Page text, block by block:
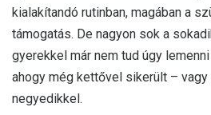
kialakítandó rutinban, magában a
támogatás. De nagyon sok a
gyerekkel már nem tud úgy
ahogy még kettővel sikerült – vagy
negyedikkel.